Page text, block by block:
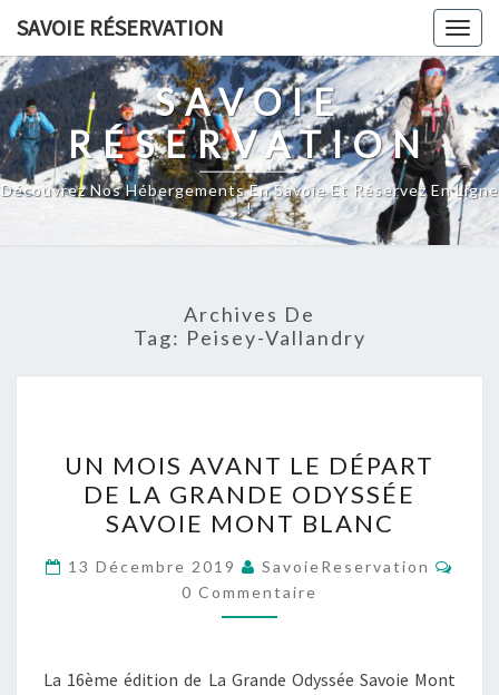
content
SAVOIE RÉSERVATION
SAVOIE
RÉSERVATION
Découvrez Nos Hébergements En Savoie Et Réservez En Ligne
!
Archives De
Tag: Peisey-Vallandry
MOIS
AVANT
LE
DÉPART
DE
LA
ODYSSÉE
UN MOIS AVANT LE DÉPART
DE LA GRANDE ODYSSÉE
SAVOIE MONT BLANC
13 Décembre 2019 SavoieReservation
0 Commentaire
La 16ème édition de La Grande Odyssée Savoie Mont